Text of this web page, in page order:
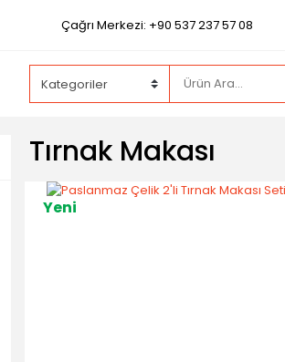
Çağrı Merkezi: +90 537 237 57 08
Tırnak Makası
Yeni